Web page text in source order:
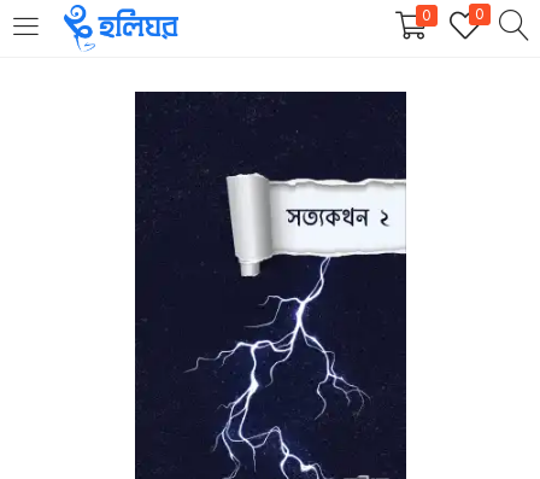
0 0
LOGIN REGISTER
Enter your username and password to login.
Remember me
Login
Lost password?